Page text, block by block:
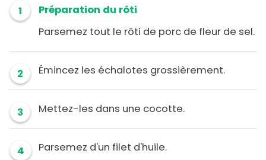
1
Préparation du rôti
Parsemez tout le rôti de porc de fleur de sel.
2 Émincez les échalotes grossièrement.
3 Mettez-les dans une cocotte.
4 Parsemez d'un filet d'huile.